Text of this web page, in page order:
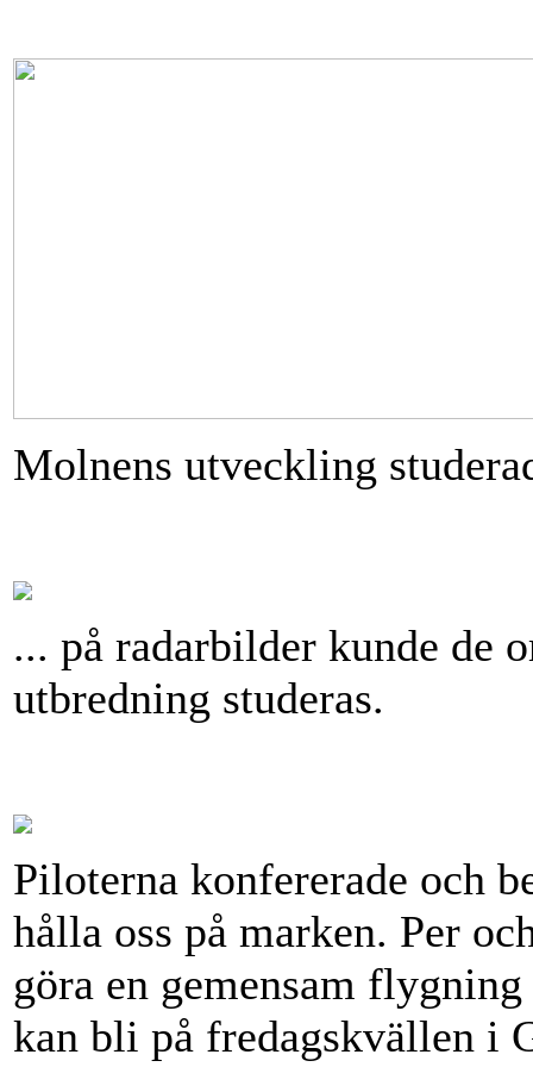
Molnens utveckling
... på radarbilder kunde de
utbredning studeras.
Piloterna konfererade och
hålla oss på marken. Per
göra en gemensam
kan bli på fredagskvällen i